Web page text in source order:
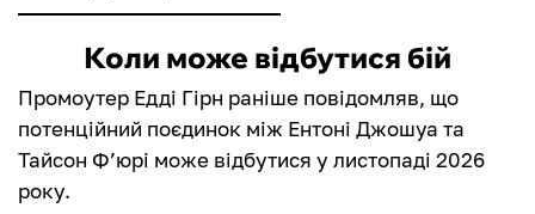
Коли може відбутися бій
Промоутер Едді Гірн раніше повідомляв, що
потенційний поєдинок між Ентоні Джошуа та
Тайсон Ф’юрі може відбутися у листопаді 2026
року.